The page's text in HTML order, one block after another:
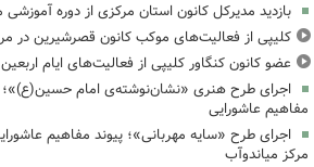
بازدید مدیرکل کانون استان مرکزی از دوره
کلیپی از فعالیت‌های موکب کانون قصرشیرین در
عضو کانون کنگاور کلیپی از فعالیت‌های ایام
اجرای طرح هنری «نشان‌نوشته‌ی امام حسین(ع)»؛
مفاهیم عاشورایی
اجرای طرح «سایه مهربانی»؛ پیوند مفاهیم
مرکز میاندوآب